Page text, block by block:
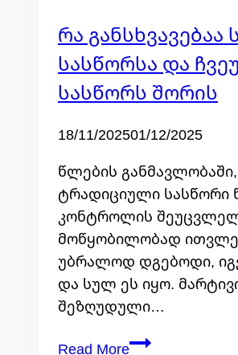
კატეგორიის
გარეშე
Რა Განსხვავებაა
Სასწორსა Და
Სასწორს Შორის
Byadmin
18/11/202501/12/2025
წლების განმავლობაში,
ტრადიციული სასწორი
კონტროლის
მოწყობილობად
უბრალოდ დგებოდი,
და სულ ეს იყო.
შეზღუდული…
Read Moreრა